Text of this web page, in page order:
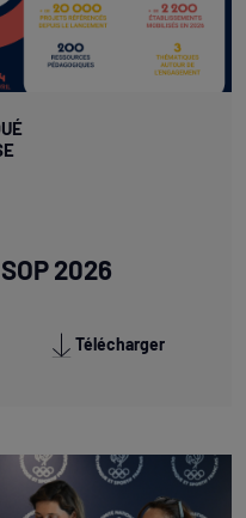
2026
Télécharger